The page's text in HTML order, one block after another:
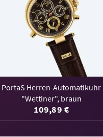
PortaS Herren-Automatikuhr
"Wettiner", braun
109,89 €